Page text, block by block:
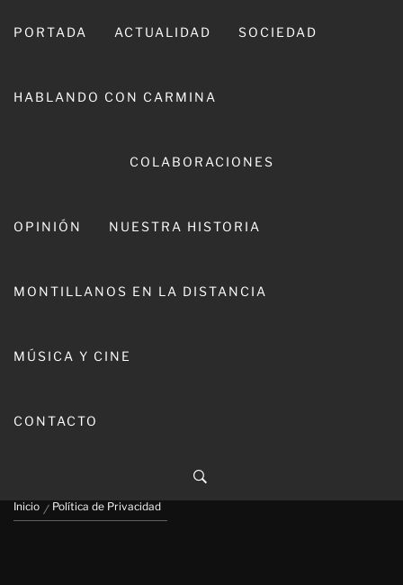
PORTADA ACTUALIDAD SOCIEDAD
HABLANDO CON CARMINA
COLABORACIONES
OPINIÓN NUESTRA HISTORIA
MONTILLANOS EN LA DISTANCIA
MÚSICA Y CINE
CONTACTO
Inicio Política de Privacidad